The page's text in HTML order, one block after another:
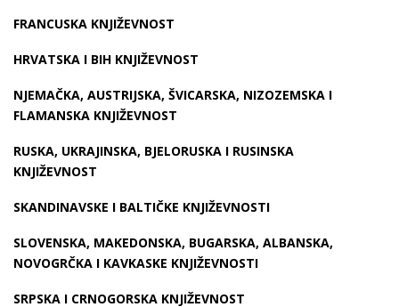
FRANCUSKA KNJIŽEVNOST
HRVATSKA I BIH KNJIŽEVNOST
NJEMAČKA, AUSTRIJSKA, ŠVICARSKA, NIZOZEMSKA I
FLAMANSKA KNJIŽEVNOST
RUSKA, UKRAJINSKA, BJELORUSKA I RUSINSKA
KNJIŽEVNOST
SKANDINAVSKE I BALTIČKE KNJIŽEVNOSTI
SLOVENSKA, MAKEDONSKA, BUGARSKA, ALBANSKA,
NOVOGRČKA I KAVKASKE KNJIŽEVNOSTI
SRPSKA I CRNOGORSKA KNJIŽEVNOST